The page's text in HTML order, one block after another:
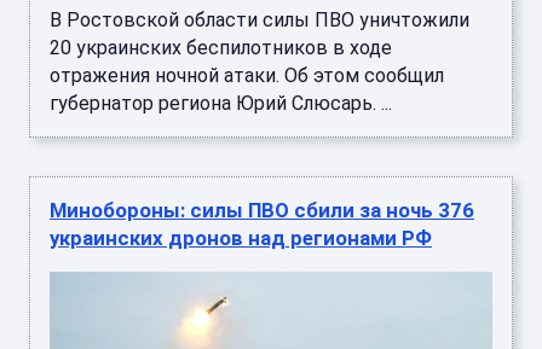
В Ростовской области силы ПВО уничтожили
20 украинских беспилотников в ходе
отражения ночной атаки. Об этом сообщил
губернатор региона Юрий Слюсарь. ...
Минобороны: силы ПВО сбили за ночь 376
украинских дронов над регионами РФ